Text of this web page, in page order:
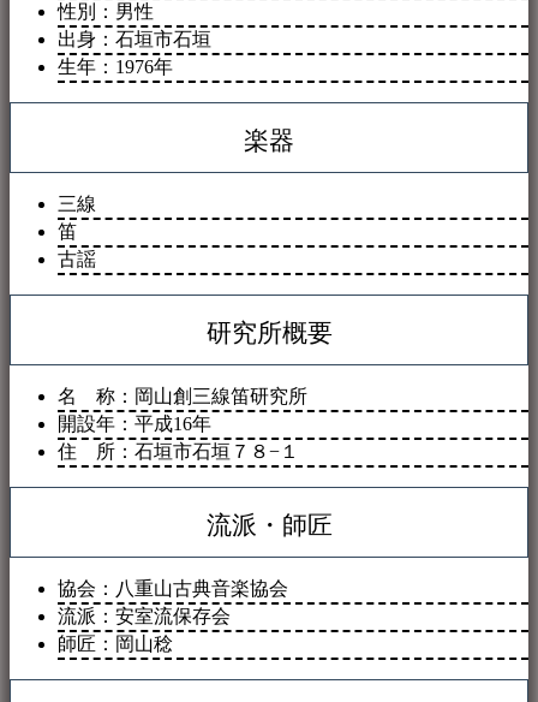
性別：男性
出身：石垣市石垣
生年：1976年
楽器
三線
笛
古謡
研究所概要
名 称：岡山創三線笛研究所
開設年：平成16年
住 所：石垣市石垣７８−１
流派・師匠
協会：八重山古典音楽協会
流派：安室流保存会
師匠：岡山稔